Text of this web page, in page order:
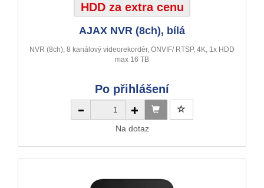
HDD za extra cenu
AJAX NVR (8ch), bílá
NVR (8ch), 8 kanálový videorekordér, ONVIF/ RTSP, 4K, 1x HDD
max 16 TB
Po přihlášení
Na dotaz